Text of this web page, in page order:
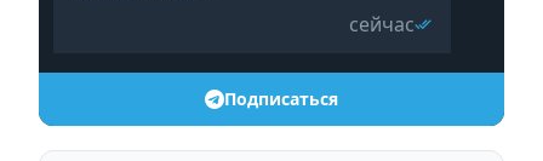
сейчас
Подписаться